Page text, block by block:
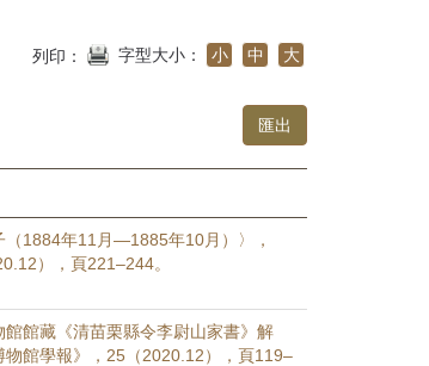
列印： 字型大小： 小 中 大
（1884年11月—1885年10月）〉，
），頁221–244。
館館藏《清苗栗縣令李尉山家書》解
館學報》，25（2020.12），頁119–